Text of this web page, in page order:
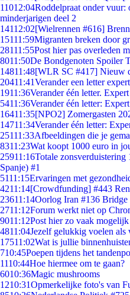
11012:04Roddelpraat onder vuur:
minderjarigen deel 2
14112:02[Wielrennen #616]
15111:59Migranten breken door
28111:55Post hier pas overleden
8011:50De Bondgenoten Spoiler
14811:48[WLR SC #417] Nieuw
20411:41Verander een letter
1911:36Verander één letter.
5411:36Verander één letter:
16411:35[NPO2] Zomergasten
14711:34Verander één letter:
25111:33Afbeeldingen die je
8311:23Wat koopt 1000 euro in
25911:16Totale zonsverduistering
Spanje) #1
5111:15Ervaringen met
4211:14[Crowdfunding] #443
23611:14Oorlog Iran #136
2711:12Forum werkt niet op
9011:12Post hier zo vaak
4811:04Jezelf gelukkig voelen
17511:02Wat is jullie
710:45Poepen tijdens het
1110:44Hoe hiermee om te gaan?
6010:36Magic mushrooms
1210:31Opmerkelijke foto's van